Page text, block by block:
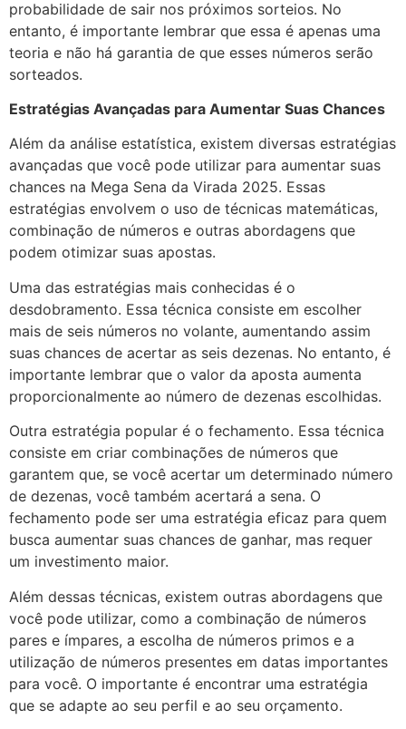
probabilidade de sair nos próximos sorteios. No
entanto, é importante lembrar que essa é apenas uma
teoria e não há garantia de que esses números serão
sorteados.
Estratégias Avançadas para Aumentar Suas Chances
Além da análise estatística, existem diversas estratégias
avançadas que você pode utilizar para aumentar suas
chances na Mega Sena da Virada 2025. Essas
estratégias envolvem o uso de técnicas matemáticas,
combinação de números e outras abordagens que
podem otimizar suas apostas.
Uma das estratégias mais conhecidas é o
desdobramento. Essa técnica consiste em escolher
mais de seis números no volante, aumentando assim
suas chances de acertar as seis dezenas. No entanto, é
importante lembrar que o valor da aposta aumenta
proporcionalmente ao número de dezenas escolhidas.
Outra estratégia popular é o fechamento. Essa técnica
consiste em criar combinações de números que
garantem que, se você acertar um determinado número
de dezenas, você também acertará a sena. O
fechamento pode ser uma estratégia eficaz para quem
busca aumentar suas chances de ganhar, mas requer
um investimento maior.
Além dessas técnicas, existem outras abordagens que
você pode utilizar, como a combinação de números
pares e ímpares, a escolha de números primos e a
utilização de números presentes em datas importantes
para você. O importante é encontrar uma estratégia
que se adapte ao seu perfil e ao seu orçamento.